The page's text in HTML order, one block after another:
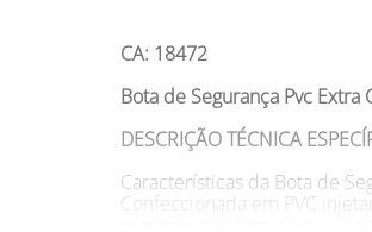
CA: 18472
Bota de Segurança Pvc
DESCRIÇÃO TÉCNICA
Características da Bota de
Confeccionada em PVC